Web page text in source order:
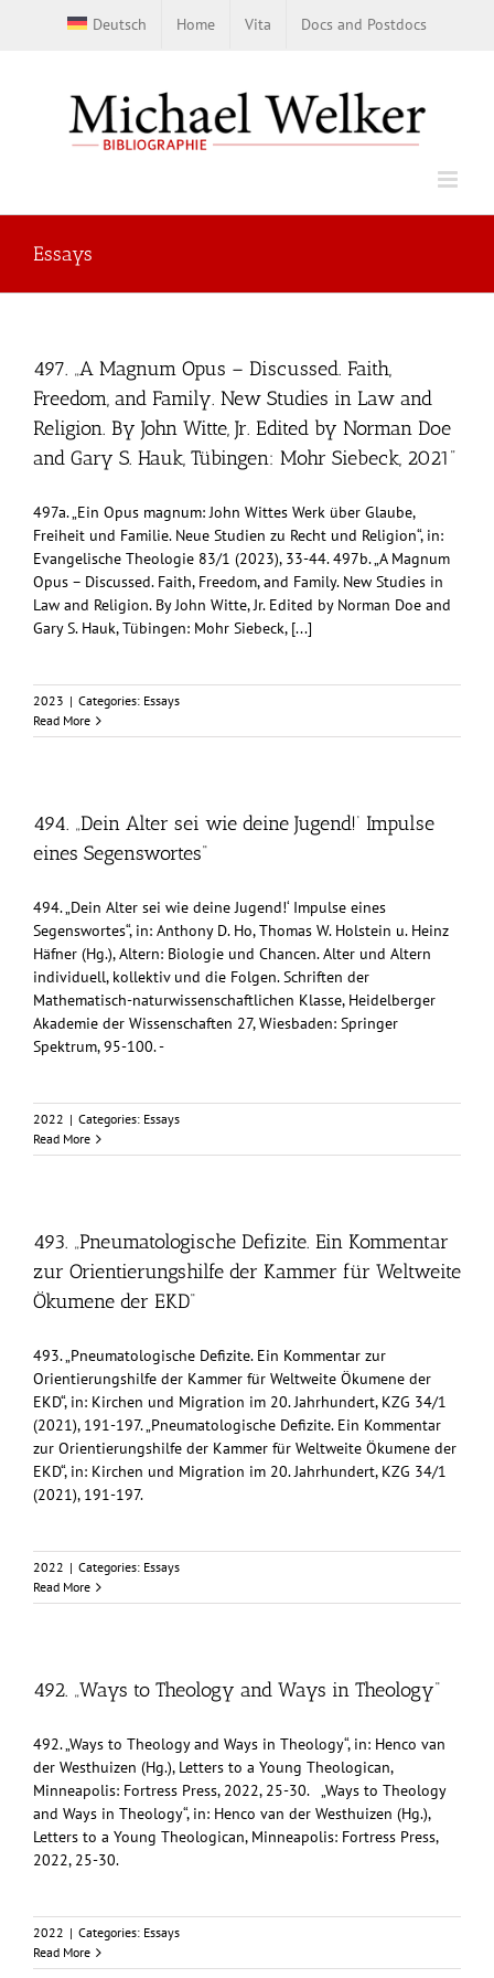
Deutsch Home Vita Docs and Postdocs
Essays
497. „A Magnum Opus – Discussed. Faith,
Freedom, and Family. New Studies in Law and
Religion. By John Witte, Jr. Edited by Norman Doe
and Gary S. Hauk, Tübingen: Mohr Siebeck, 2021”
497a. „Ein Opus magnum: John Wittes Werk über Glaube,
Freiheit und Familie. Neue Studien zu Recht und Religion“, in:
Evangelische Theologie 83/1 (2023), 33-44. 497b. „A Magnum
Opus – Discussed. Faith, Freedom, and Family. New Studies in
Law and Religion. By John Witte, Jr. Edited by Norman Doe and
Gary S. Hauk, Tübingen: Mohr Siebeck, [...]
2023 | Categories: Essays
Read More
494. „Dein Alter sei wie deine Jugend!‘ Impulse
eines Segenswortes“
494. „Dein Alter sei wie deine Jugend!‘ Impulse eines
Segenswortes“, in: Anthony D. Ho, Thomas W. Holstein u. Heinz
Häfner (Hg.), Altern: Biologie und Chancen. Alter und Altern
individuell, kollektiv und die Folgen. Schriften der
Mathematisch-naturwissenschaftlichen Klasse, Heidelberger
Akademie der Wissenschaften 27, Wiesbaden: Springer
Spektrum, 95-100. -
2022 | Categories: Essays
Read More
493. „Pneumatologische Defizite. Ein Kommentar
zur Orientierungshilfe der Kammer für Weltweite
Ökumene der EKD“
493. „Pneumatologische Defizite. Ein Kommentar zur
Orientierungshilfe der Kammer für Weltweite Ökumene der
EKD“, in: Kirchen und Migration im 20. Jahrhundert, KZG 34/1
(2021), 191-197. „Pneumatologische Defizite. Ein Kommentar
zur Orientierungshilfe der Kammer für Weltweite Ökumene der
EKD“, in: Kirchen und Migration im 20. Jahrhundert, KZG 34/1
(2021), 191-197.
2022 | Categories: Essays
Read More
492. „Ways to Theology and Ways in Theology“
492. „Ways to Theology and Ways in Theology“, in: Henco van
der Westhuizen (Hg.), Letters to a Young Theologican,
Minneapolis: Fortress Press, 2022, 25-30. „Ways to Theology
and Ways in Theology“, in: Henco van der Westhuizen (Hg.),
Letters to a Young Theologican, Minneapolis: Fortress Press,
2022, 25-30.
2022 | Categories: Essays
Read More